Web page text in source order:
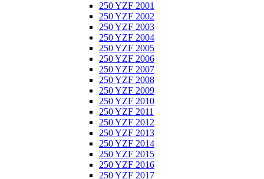
250 YZF 2001
250 YZF 2002
250 YZF 2003
250 YZF 2004
250 YZF 2005
250 YZF 2006
250 YZF 2007
250 YZF 2008
250 YZF 2009
250 YZF 2010
250 YZF 2011
250 YZF 2012
250 YZF 2013
250 YZF 2014
250 YZF 2015
250 YZF 2016
250 YZF 2017